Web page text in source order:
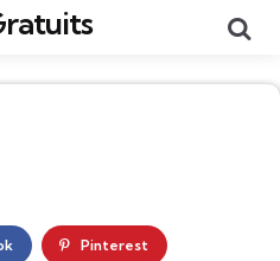
Pinterest